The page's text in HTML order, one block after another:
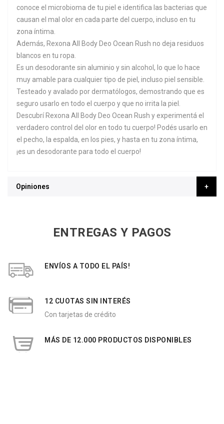
conoce el microbioma de tu piel e identifica las bacterias que
causan el mal olor en cada parte del cuerpo, incluso en tu
zona íntima.
Además, Rexona All Body Deo Ocean Rush no deja residuos
blancos en tu ropa.
Es un desodorante sin aluminio y sin alcohol, lo que lo hace
muy amable para cualquier tipo de piel, incluso piel sensible.
Testeado y avalado por dermatólogos, demostrando que es
seguro usarlo en todo el cuerpo y que no irrita la piel.
Descubrí Rexona All Body Deo Ocean Rush y experimentá el
verdadero control del olor en todo tu cuerpo! Podés usarlo en
el pecho, la espalda, en los pies, y hasta en tu zona íntima,
¡es un desodorante para todo el cuerpo!
Opiniones
ENTREGAS Y PAGOS
ENVÍOS A TODO EL PAÍS!
12 CUOTAS SIN INTERÉS
Con tarjetas de crédito
MÁS DE 12.000 PRODUCTOS DISPONIBLES